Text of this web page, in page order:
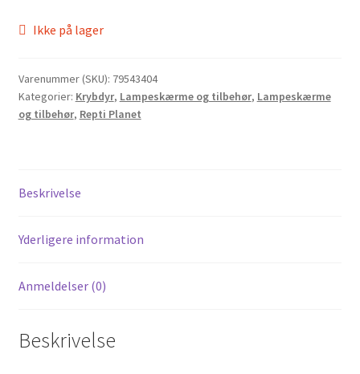
Ikke på lager
Varenummer (SKU): 79543404
Kategorier: Krybdyr, Lampeskærme og tilbehør, Lampeskærme
og tilbehør, Repti Planet
Beskrivelse
Yderligere information
Anmeldelser (0)
Beskrivelse